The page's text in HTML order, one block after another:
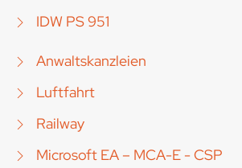
IDW PS 951
Anwaltskanzleien
Luftfahrt
Railway
Microsoft EA – MCA-E - CSP